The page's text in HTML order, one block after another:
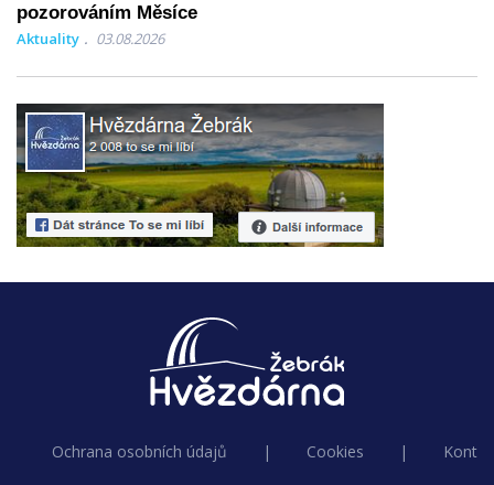
pozorováním Měsíce
Aktuality 03.08.2026
Ochrana osobních údajů | Cookies |